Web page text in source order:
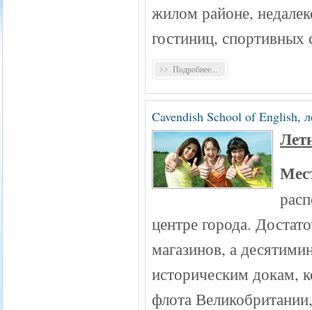
жилом районе,
гостиниц, спортивных
Подробнее...
Cavendish School of English,
центре города.
магазинов, а
историческим докам,
флота